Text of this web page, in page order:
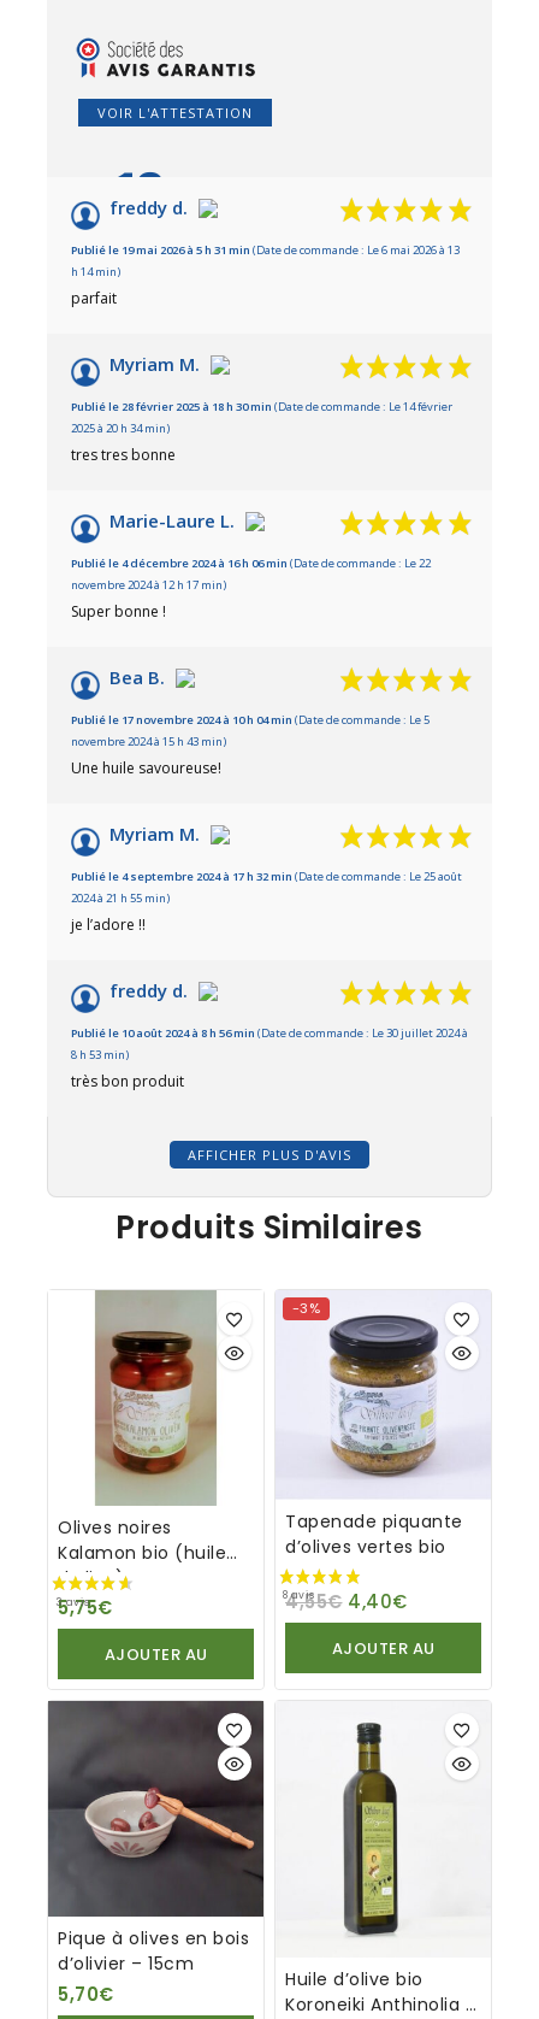
VOIR L'ATTESTATION
10/10
Basé sur 20 avis
freddy d.
Publié le 19 mai 2026 à 5 h 31 min (Date de commande : Le 6 mai 2026 à 13
h 14 min)
parfait
Myriam M.
Publié le 28 février 2025 à 18 h 30 min (Date de commande : Le 14 février
2025 à 20 h 34 min)
tres tres bonne
Marie-Laure L.
Publié le 4 décembre 2024 à 16 h 06 min (Date de commande : Le 22
novembre 2024 à 12 h 17 min)
Super bonne !
Bea B.
Publié le 17 novembre 2024 à 10 h 04 min (Date de commande : Le 5
novembre 2024 à 15 h 43 min)
Une huile savoureuse!
Myriam M.
Publié le 4 septembre 2024 à 17 h 32 min (Date de commande : Le 25 août
2024 à 21 h 55 min)
je l’adore !!
freddy d.
Publié le 10 août 2024 à 8 h 56 min (Date de commande : Le 30 juillet 2024 à
8 h 53 min)
très bon produit
AFFICHER PLUS D'AVIS
Produits Similaires
Olives noires
Kalamon bio (huile
d’olive) avec noyau
Silver Leaf
5,75€
AJOUTER AU
PANIER
-3%
Tapenade piquante
d’olives vertes bio
4,55€ 4,40€
AJOUTER AU
PANIER
Pique à olives en bois
d’olivier – 15cm
5,70€
Huile d’olive bio
Koroneiki Anthinolia –